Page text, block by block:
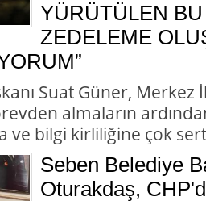
YÜRÜTÜLEN
ZEDELEME
Suat Güner,
almaların
ve bilgi kirliliğine çok
Seben Belediye
Oturakdaş,